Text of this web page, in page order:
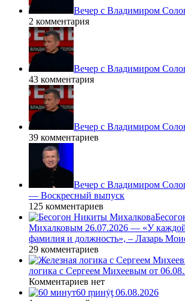
Вечер с Владимиром
2 комментария
Вечер с Владимиром
43 комментария
Вечер с Владимиром
39 комментариев
Вечер с Владимиром
— Воскресный выпуск
125 комментариев
Михалковым 26.07.2026 — «У каждой
фамилия и должность», – Лазарь
29 комментариев
логика с Сергеем Михеевым от
Комментариев нет
60 ṃинẏƫ 06.08.2026